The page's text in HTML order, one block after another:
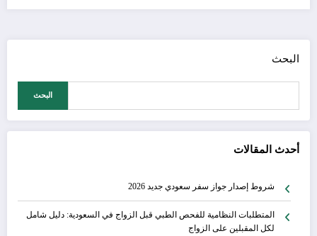
البحث
البحث
أحدث المقالات
شروط إصدار جواز سفر سعودي جديد 2026
المتطلبات النظامية للفحص الطبي قبل الزواج في السعودية: دليل شامل
لكل المقبلين على الزواج